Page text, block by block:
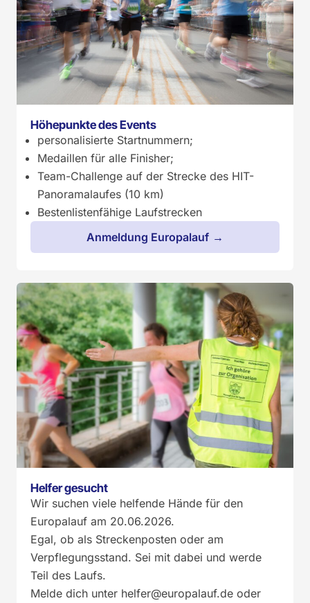
Höhepunkte des Events
personalisierte Startnummern;
Medaillen für alle Finisher;
Team-Challenge auf der Strecke des HIT-
Panoramalaufes (10 km)
Bestenlistenfähige Laufstrecken
Anmeldung Europalauf
Helfer gesucht
Wir suchen viele helfende Hände für den
Europalauf am 20.06.2026.
Egal, ob als Streckenposten oder am
Verpflegungsstand. Sei mit dabei und werde
Teil des Laufs.
Melde dich unter helfer@europalauf.de oder